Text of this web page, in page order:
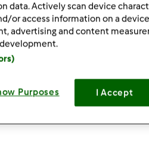
zarejestruj sięaby dodawać
data. Actively scan device
or access information on a
advertising and content
Purposes I Accept